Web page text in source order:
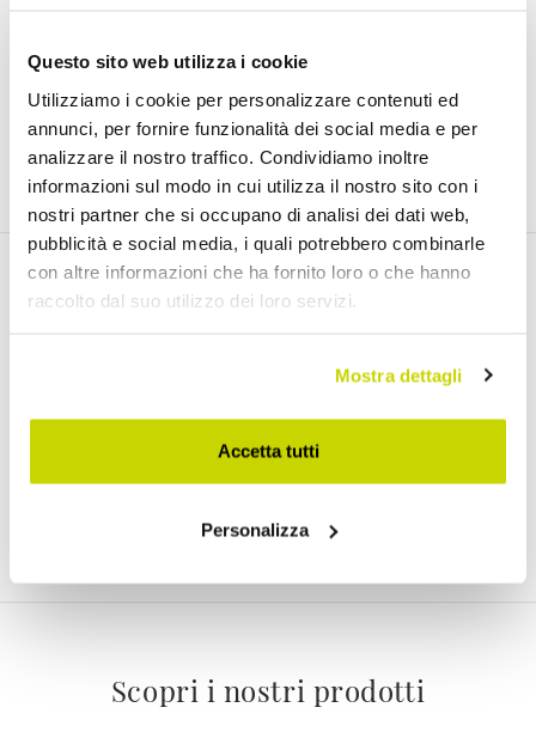
Questo sito web utilizza i cookie
Utilizziamo i cookie per personalizzare contenuti ed
annunci, per fornire funzionalità dei social media e per
analizzare il nostro traffico. Condividiamo inoltre
informazioni sul modo in cui utilizza il nostro sito con i
nostri partner che si occupano di analisi dei dati web,
pubblicità e social media, i quali potrebbero combinarle
con altre informazioni che ha fornito loro o che hanno
raccolto dal suo utilizzo dei loro servizi.
Mostra dettagli
Accetta tutti
Personalizza
Email Newsletter
Iscriviti
Scopri i nostri prodotti